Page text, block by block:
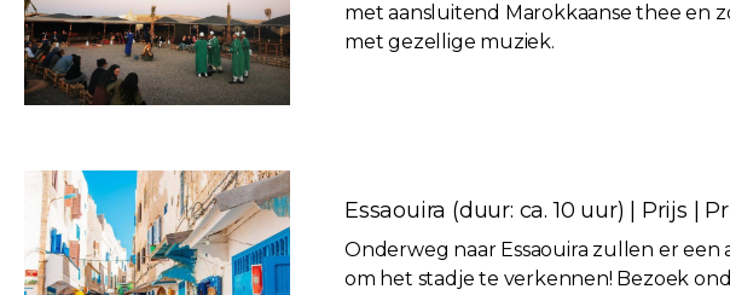
met aansluitend Marokkaanse thee en
met gezellige muziek.
Essaouira (duur: ca. 10 uur) | Prijs |
Onderweg naar Essaouira zullen er een
om het stadje te verkennen! Bezoek